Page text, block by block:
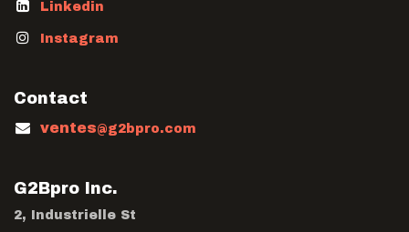
Linkedin
Instagram
Contact
ventes@g2bpro.com
G2Bpro Inc.
2, Industrielle St